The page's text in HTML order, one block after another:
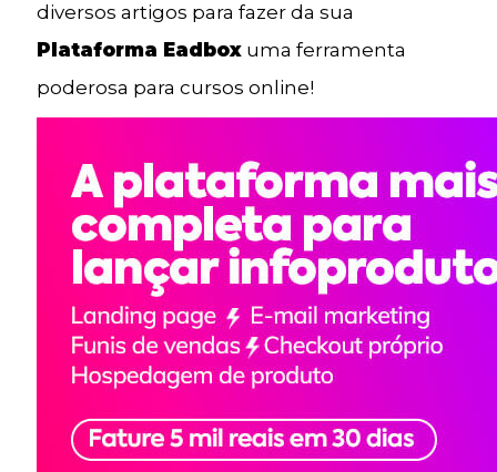
diversos artigos para fazer da sua
Plataforma Eadboxuma ferramenta
poderosa para cursos online!